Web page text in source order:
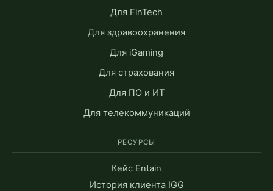
Для FinTech
Для здравоохранения
Для iGaming
Для страхования
Для ПО и ИТ
Для телекоммуникаций
РЕСУРСЫ
Кейс Entain
История клиента IGG